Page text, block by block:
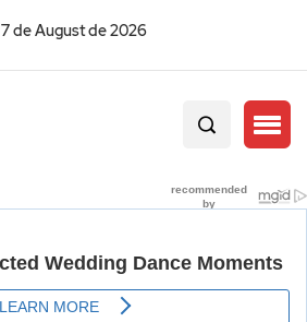
7 de August de 2026